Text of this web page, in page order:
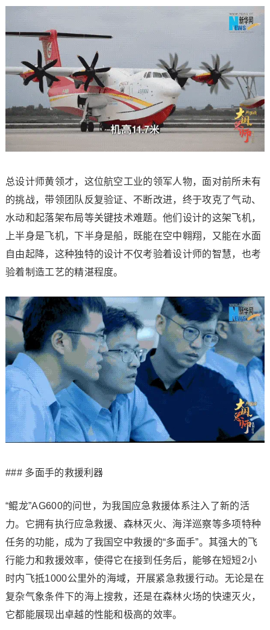
总设计师黄领才，这位航空工业的领军人物，面对前所未有
的挑战，带领团队反复验证、不断改进，终于攻克了气动、
水动和起落架布局等关键技术难题。他们设计的这架飞机，
上半身是飞机，下半身是船，既能在空中翱翔，又能在水面
自由起降，这种独特的设计不仅考验着设计师的智慧，也考
验着制造工艺的精湛程度。
### 多面手的救援利器
“鲲龙”AG600的问世，为我国应急救援体系注入了新的活
力。它拥有执行应急救援、森林灭火、海洋巡察等多项特种
任务的功能，成为了我国空中救援的“多面手”。其强大的飞
行能力和救援效率，使得它在接到任务后，能够在短短2小
时内飞抵1000公里外的海域，开展紧急救援行动。无论是在
复杂气象条件下的海上搜救，还是在森林火场的快速灭火，
它都能展现出卓越的性能和极高的效率。